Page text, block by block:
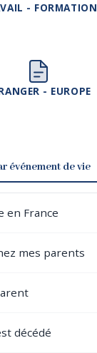
- FORMATION
- EUROPE
événement de vie
en France
mes parents
décédé